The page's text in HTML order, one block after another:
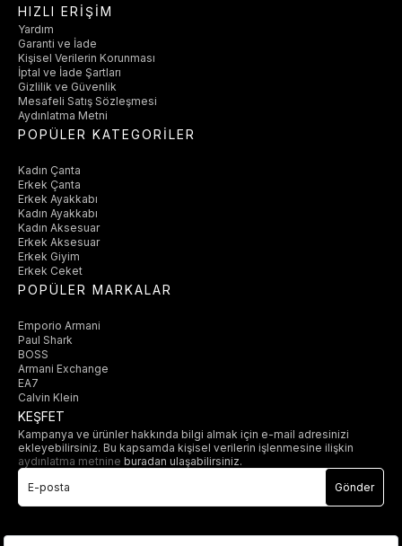
HIZLI ERİŞİM
Yardım
Garanti ve İade
Kişisel Verilerin Korunması
İptal ve İade Şartları
Gizlilik ve Güvenlik
Mesafeli Satış Sözleşmesi
Aydınlatma Metni
POPÜLER KATEGORİLER
Kadın Çanta
Erkek Çanta
Erkek Ayakkabı
Kadın Ayakkabı
Kadın Aksesuar
Erkek Aksesuar
Erkek Giyim
Erkek Ceket
POPÜLER MARKALAR
Emporio Armani
Paul Shark
BOSS
Armani Exchange
EA7
Calvin Klein
KEŞFET
Kampanya ve ürünler hakkında bilgi almak için e-mail adresinizi
ekleyebilirsiniz. Bu kapsamda kişisel verilerin işlenmesine ilişkin
aydınlatma metnine buradan ulaşabilirsiniz.
Gönder